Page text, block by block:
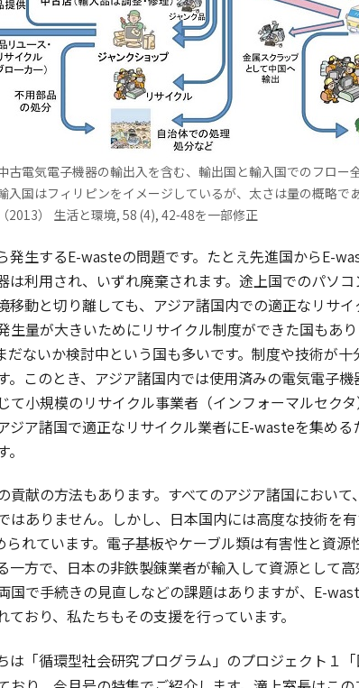
電気電子機器の輸出入を含む、輸出国と輸入国でのフロー
入国はフィリピンをイメージしているが、太さは量の概略で
2013） 生活と環境, 58 (4), 42-48を一部修正
発生するE-wasteの問題です。たとえ先進国からE-
は利用され、いずれ廃棄されます。途上国でのパソ
移動と切り離しても、アジア諸国内での適正なリサ
生量が大きいためにリサイクル制度ができた国もあ
ないか検討中という国も多いです。制度や技術が
。このとき、アジア諸国内では使用済みの電気電子
て小規模のリサイクル事業者（インフォーマルセク
ジア諸国で適正なリサイクル業者にE-wasteを集め
献の方法もあります。すべてのアジア諸国におい
はありません。しかし、日本国内には高度な技術を
れています。電子基板やケーブル類は有害性と資
一方で、日本の非鉄製錬業者が輸入して資源として
国で手続きの見直しなどの課題はありますが、E-
おり、私たちもその支援を行っています。
は「循環型社会研究プログラム」のプロジェクト１